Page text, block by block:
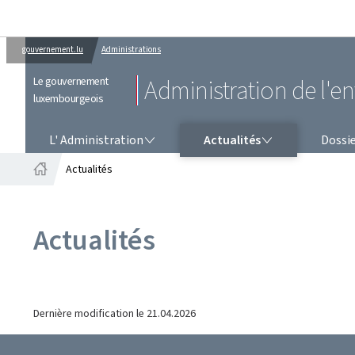
gouvernement.lu Administrations
Le gouvernement
luxembourgeois
Administration de
L' Administration Actualités
ACTUALITÉS
Actualités
Actualités
Dernière modification le 21.04.2026